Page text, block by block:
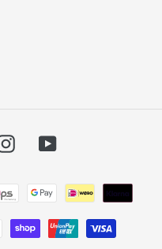
InstagramYouTube